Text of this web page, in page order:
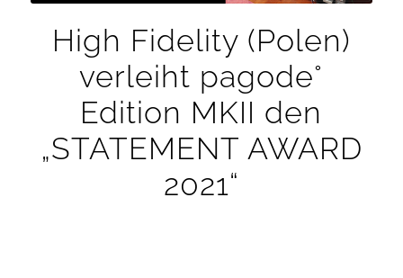
High Fidelity (Polen)
verleiht pagode°
Edition MKII den
„STATEMENT AWARD
2021“